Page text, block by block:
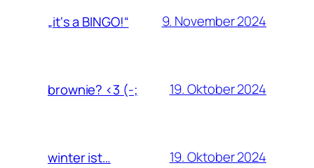
„it‘s a BINGO!“ 9. November 2024
brownie? <3 (-; 19. Oktober 2024
winter ist… 19. Oktober 2024